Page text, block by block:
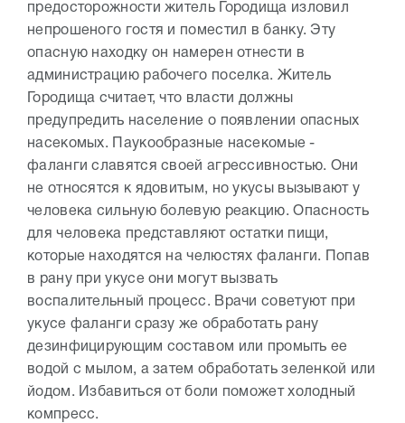
предосторожности житель Городища изловил
непрошеного гостя и поместил в банку. Эту
опасную находку он намерен отнести в
администрацию рабочего поселка. Житель
Городища считает, что власти должны
предупредить население о появлении опасных
насекомых. Паукообразные насекомые -
фаланги славятся своей агрессивностью. Они
не относятся к ядовитым, но укусы вызывают у
человека сильную болевую реакцию. Опасность
для человека представляют остатки пищи,
которые находятся на челюстях фаланги. Попав
в рану при укусе они могут вызвать
воспалительный процесс. Врачи советуют при
укусе фаланги сразу же обработать рану
дезинфицирующим составом или промыть ее
водой с мылом, а затем обработать зеленкой или
йодом. Избавиться от боли поможет холодный
компресс.